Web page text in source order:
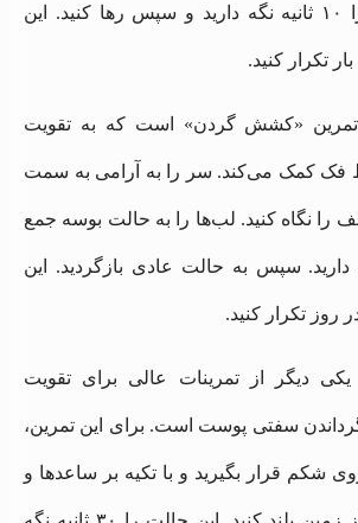
بکشید. این حالت را ۱۰ ثانیه نگه دارید و سپس رها کنید. این
تمرین «کشش گردن» است که به تقویت
کمک می‌کند. سر را به آرامی به سمت
نگاه کنید. لب‌ها را به حالت بوسه جمع
نگه دارید. سپس به حالت عادی بازگردید. این
یکی دیگر از تمرینات عالی برای تقویت
سفتی پوست است. برای این تمرین،
شکم قرار بگیرید و با تکیه بر ساعدها و